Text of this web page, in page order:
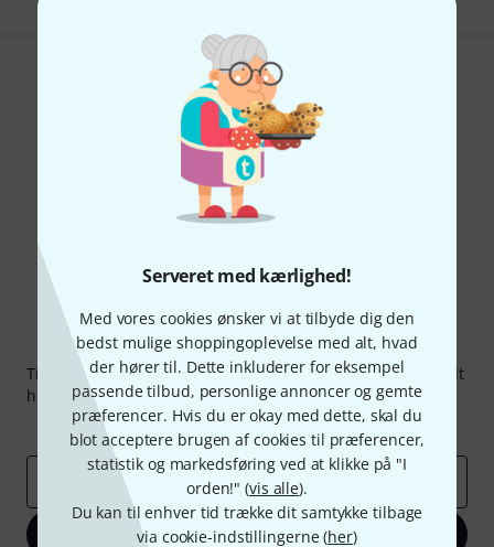
Serveret med kærlighed!
Med vores cookies ønsker vi at tilbyde dig den
bedst mulige shoppingoplevelse med alt, hvad
der hører til. Dette inkluderer for eksempel
passende tilbud, personlige annoncer og gemte
præferencer. Hvis du er okay med dette, skal du
blot acceptere brugen af cookies til præferencer,
statistik og markedsføring ved at klikke på "I
orden!" (vis alle).
Du kan til enhver tid trække dit samtykke tilbage
via cookie-indstillingerne (her)
Kan du lide det du ser?
Hjælp og feedback
Thomann Newsletter
Tilmeld dig Thomann Nyhedsbrevet på engelsk og med lidt
held kan du vinde en af50 gavekorthver værdi50 €!
Inspirerende bidrag
Tilbud Thomann-indsigter
Email adresse
Tilmeld dig nu